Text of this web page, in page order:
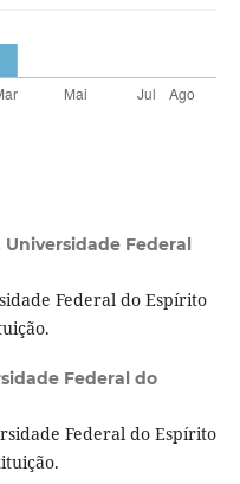
Universidade Federal
Federal do Espírito
Federal do
Federal do Espírito